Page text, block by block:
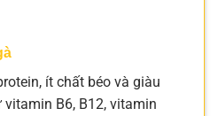
ít chất béo và giàu
B6, B12, vitamin